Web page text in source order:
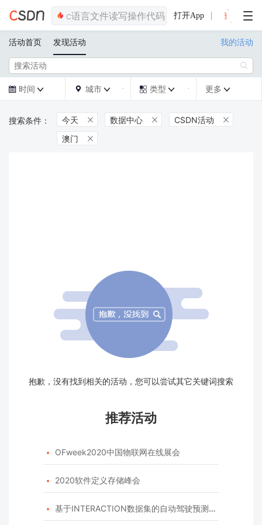
打开App
活动首页 发现活动 我的活动

 时间   城市   类型  更多 
今天  数据中心  CSDN活动 
澳门 
抱歉，没有找到相关的活动，您可以尝试其它关键词搜索
推荐活动
 OFweek2020中国物联网在线展会
 2020软件定义存储峰会
 基于INTERACTION数据集的自动驾驶预测模型挑战赛